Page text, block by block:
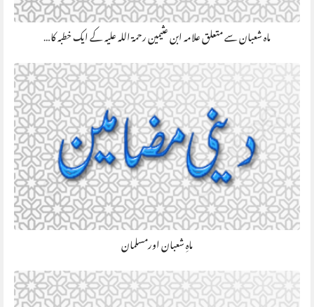
ماہ شعبان سے متعلق علامہ ابن عثیمین رحمۃ اللہ علیہ کے ایک خطبہ کا…
ماہِ شعبان اورمسلمان